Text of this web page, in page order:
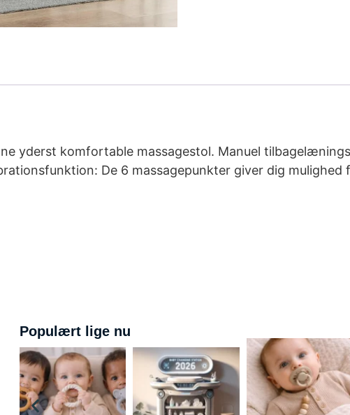
yderst komfortable massagestol. Manuel
De 6 massagepunkter giver dig mulighed
Populært lige nu